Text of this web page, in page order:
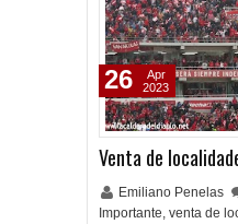
Venta de
Emiliano Penelas
Importante, venta de
26
Apr
2023